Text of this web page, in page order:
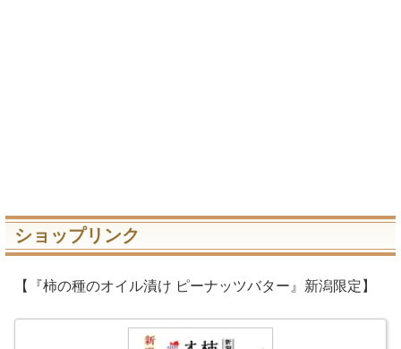
ショップリンク
【『柿の種のオイル漬け ピーナッツバター』新潟限定】